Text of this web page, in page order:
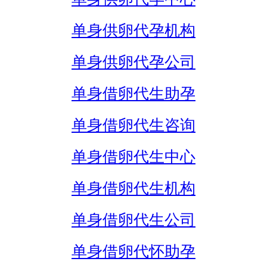
单身供卵代孕机构
单身供卵代孕公司
单身借卵代生助孕
单身借卵代生咨询
单身借卵代生中心
单身借卵代生机构
单身借卵代生公司
单身借卵代怀助孕